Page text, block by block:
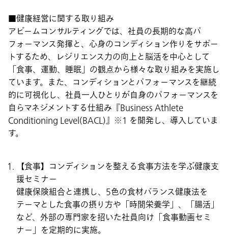
■健康経営に関する取り組み
アビームコンサルティングでは、社員の長期的な高パ
フォーマンス発揮と、心身のコンディション作りをサポー
トするため、レジリエンス力の向上と脳活を中心として
「食事、運動、睡眠」の観点から様々な取り組みを実施し
ています。また、コンディションとパフォーマンスを継続
的に可視化し、社員一人ひとりが自身のパフォーマンスを
自らマネジメントする仕組み『Business Athlete
Conditioning Level(BACL)』※1 を開発し、導入していま
す。
【食事】コンディションを整える食事方法を学ぶ健康支
援セミナー
健康保険組合と連携し、5色の食材バランス健康法を
テーマとした食事の摂り方や「時間栄養学」、「腸活」
など、外部の専門家を招いた社員向け「食事動画セミ
ナー」を定期的に実施。